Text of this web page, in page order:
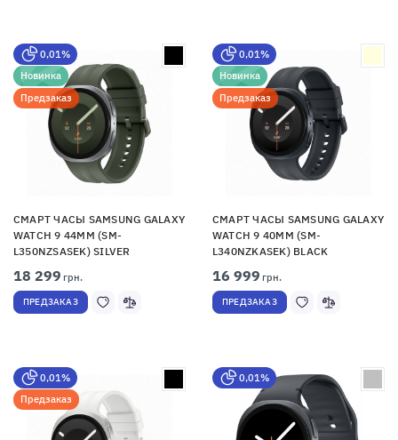
0,01%
Новинка
Предзаказ
СМАРТ ЧАСЫ SAMSUNG GALAXY
WATCH 9 44MM (SM-
L350NZSASEK) SILVER
18 299 грн.
ПРЕДЗАКАЗ
0,01%
Новинка
Предзаказ
СМАРТ ЧАСЫ SAMSUNG GALAXY
WATCH 9 40MM (SM-
L340NZKASEK) BLACK
16 999 грн.
ПРЕДЗАКАЗ
0,01%
Предзаказ
0,01%